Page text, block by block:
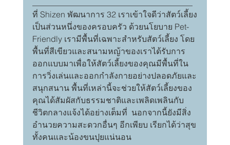
ที่ Shizen พัฒนาการ 32 เราเข้าใจดีว่าสัตว์เลี้ยง
เป็นส่วนหนึ่งของครอบครัว ด้วยนโยบาย Pet-
Friendly เรามีพื้นที่เฉพาะสำหรับสัตว์เลี้ยง โดย
พื้นที่สีเขียวและสนามหญ้าของเราได้รับการ
ออกแบบมาเพื่อให้สัตว์เลี้ยงของคุณมีพื้นที่ใน
การวิ่งเล่นและออกกำลังกายอย่างปลอดภัยและ
สนุกสนาน พื้นที่เหล่านี้จะช่วยให้สัตว์เลี้ยงของ
คุณได้สัมผัสกับธรรมชาติและเพลิดเพลินกับ
ชีวิตกลางแจ้งได้อย่างเต็มที่  นอกจากนี้ยังมีสิ่ง
อำนวยความสะดวกอื่นๆ อีกเพียบ เรียกได้ว่าสุข
ทั้งคนและน้องขนปุยแน่นอน